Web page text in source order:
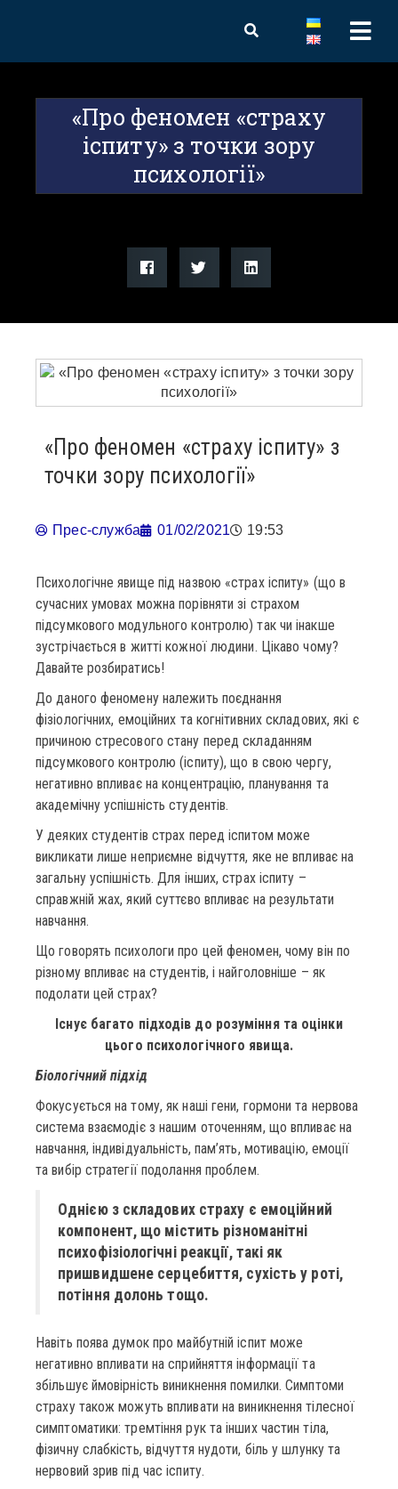
«Про феномен «страху
іспиту» з точки зору
психології»
«Про феномен «страху іспиту» з
точки зору психології»
Прес-служба 01/02/2021 19:53
Психологічне явище під назвою «страх іспиту» (що в
сучасних умовах можна порівняти зі страхом
підсумкового модульного контролю) так чи інакше
зустрічається в житті кожної людини. Цікаво чому?
Давайте розбиратись!
До даного феномену належить поєднання
фізіологічних, емоційних та когнітивних складових, які є
причиною стресового стану перед складанням
підсумкового контролю (іспиту), що в свою чергу,
негативно впливає на концентрацію, планування та
академічну успішність студентів.
У деяких студентів страх перед іспитом може
викликати лише неприємне відчуття, яке не впливає на
загальну успішність. Для інших, страх іспиту –
справжній жах, який суттєво впливає на результати
навчання.
Що говорять психологи про цей феномен, чому він по
різному впливає на студентів, і найголовніше – як
подолати цей страх?
Існує багато підходів до розуміння та оцінки
цього психологічного явища.
Біологічний підхід
Фокусується на тому, як наші гени, гормони та нервова
система взаємодіє з нашим оточенням, що впливає на
навчання, індивідуальність, пам’ять, мотивацію, емоції
та вибір стратегії подолання проблем.
Однією з складових страху є емоційний
компонент, що містить різноманітні
психофізіологічні реакції, такі як
пришвидшене серцебиття, сухість у роті,
потіння долонь тощо.
Навіть поява думок про майбутній іспит може
негативно впливати на сприйняття інформації та
збільшує ймовірність виникнення помилки. Симптоми
страху також можуть впливати на виникнення тілесної
симптоматики: тремтіння рук та інших частин тіла,
фізичну слабкість, відчуття нудоти, біль у шлунку та
нервовий зрив під час іспиту.